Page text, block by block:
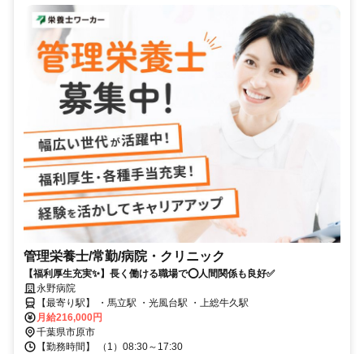
管理栄養士/常勤/病院・クリニック
【福利厚生充実✨】長く働ける職場で⭕️人間関係も良好✅️
永野病院
【最寄り駅】 ・馬立駅 ・光風台駅 ・上総牛久駅
月給216,000円
千葉県市原市
【勤務時間】 （1）08:30～17:30